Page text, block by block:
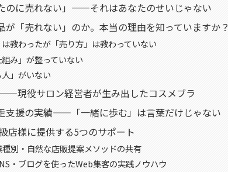
のに売れない」——それはあなたのせいじゃない
が「売れない」のか。本当の理由を知っていますか？
教わったが「売り方」は教わっていない
み」が整っていない
」がいない
現役サロン経営者が生み出したコスメブラ
支援の実績——「一緒に歩む」は言葉だけじゃない
店様に提供する5つのサポート
別・自然な店販提案メソッドの共有
・ブログを使ったWeb集客の実践ノウハウ